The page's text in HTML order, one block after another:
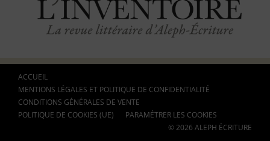
ACCUEIL
MENTIONS LÉGALES ET POLITIQUE DE CONFIDENTIALITÉ
CONDITIONS GÉNÉRALES DE VENTE
POLITIQUE DE COOKIES (UE)
PARAMÉTRER LES COOKIES
© 2026 ALEPH ÉCRITURE